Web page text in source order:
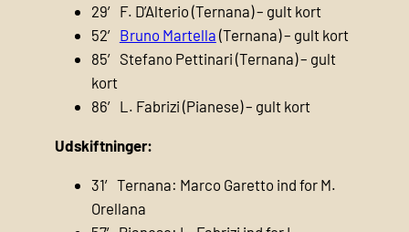
29′ F. D’Alterio (Ternana) – gult kort
52′ Bruno Martella (Ternana) – gult kort
85′ Stefano Pettinari (Ternana) – gult
kort
86′ L. Fabrizi (Pianese) – gult kort
Udskiftninger:
31′ Ternana: Marco Garetto ind for M.
Orellana